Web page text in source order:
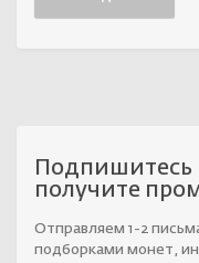
Подпишитесь
получите
Отправляем 1-2
подборками монет,